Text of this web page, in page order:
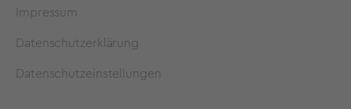
Impressum
Datenschutzerklärung
Datenschutzeinstellungen